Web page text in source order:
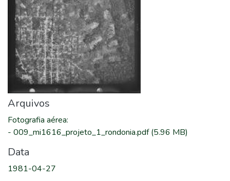
Arquivos
Fotografia aérea:
- 009_mi1616_projeto_1_rondonia.pdf(5.96 MB)
Data
1981-04-27